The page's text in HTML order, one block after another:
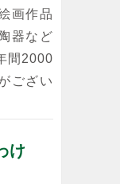
画作品
器など
間2000
ござい
け